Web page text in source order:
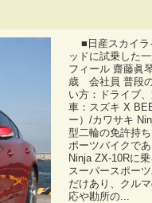
■日産スカイラ
ッドに試乗した
フィール 齋藤眞
歳 会社員 普段
い方：ドライブ
車：スズキ X
ー）/カワサキ
型二輪の免許持
ポーツバイクで
Ninja ZX-10Rに乗
スーパースポー
だけあり、クル
応や勘所の...